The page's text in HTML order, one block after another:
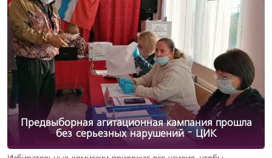
Предвыборная агитационная кампания прошла
без серьезных нарушений — ЦИК